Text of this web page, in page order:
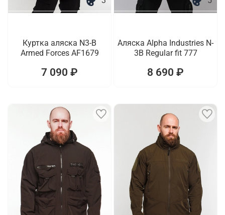
Куртка аляска N3-B
Armed Forces AF1679
7 090 ₽
Аляска Alpha Industries N-
3B Regular fit 777
8 690 ₽